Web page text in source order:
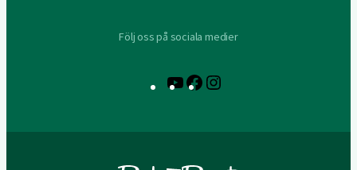
Följ oss på sociala medier
YouTubeFacebook